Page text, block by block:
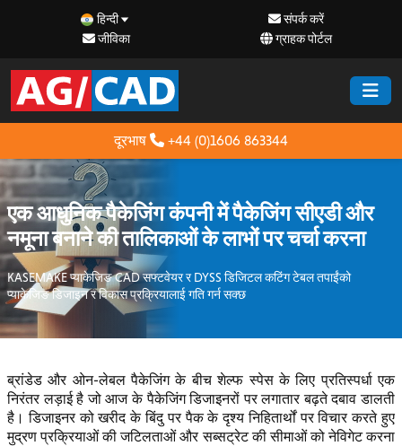
हिन्दी
संपर्क करें
जीविका
ग्राहक पोर्टल
दूरभाष +44 (0)1606 863344
एक आधुनिक पैकेजिंग कंपनी में पैकेजिंग सीएडी और
नमूना बनाने की तालिकाओं के लाभों पर चर्चा करना
KASEMAKE प्याकेजिङ CAD सफ्टवेयर र DYSS डिजिटल कटिंग टेबल तपाईंको
प्याकेजिङ डिजाइन र विकास प्रक्रियालाई गति गर्न सक्छ
ब्रांडेड और ओन-लेबल पैकेजिंग के बीच शेल्फ स्पेस के लिए प्रतिस्पर्धा एक
निरंतर लड़ाई है जो आज के पैकेजिंग डिजाइनरों पर लगातार बढ़ते दबाव डालती
है। डिजाइनर को खरीद के बिंदु पर पैक के दृश्य निहितार्थों पर विचार करते हुए
मुद्रण प्रक्रियाओं की जटिलताओं और सब्सट्रेट की सीमाओं को नेविगेट करना